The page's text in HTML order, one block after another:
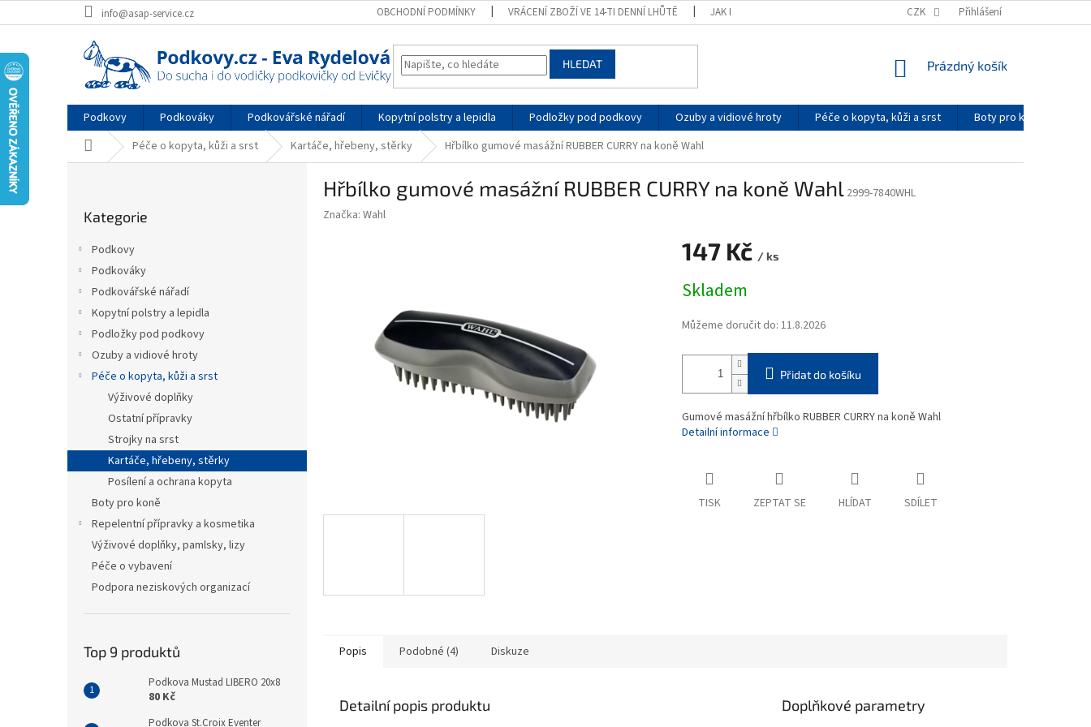
na
info@asap-service.cz OBCHODNÍ PODMÍNKY VRÁCENÍ ZBOŽÍ VE 14-TI DENNÍ LHŮTĚ JAK NAKUPOVAT PODMÍNKY OCHRANY OSOBNÍCH ÚDAJŮ
CZK Přihlášení
HLEDAT
NÁKUPNÍ
Prázdný košík
Podkovy Podkováky Podkovářské nářadí Kopytní polstry a lepidla Podložky pod podkovy Ozuby a vidiové hroty Péče o kopyta, kůži a srst Boty pro koně
Domů Péče o kopyta, kůži a srst Kartáče, hřebeny, stěrky Hřbílko gumové masážní RUBBER CURRY na koně Wahl
kategorie
Kategorie
Podkovy
Podkováky
Podkovářské nářadí
Kopytní polstry a lepidla
Podložky pod podkovy
Ozuby a vidiové hroty
Péče o kopyta, kůži a srst
Výživové doplňky
Ostatní přípravky
Strojky na srst
Kartáče, hřebeny, stěrky
Posílení a ochrana kopyta
Boty pro koně
Repelentní přípravky a kosmetika
Výživové doplňky, pamlsky, lizy
Péče o vybavení
Podpora neziskových organizací
Top 9 produktů
Podkova Mustad LIBERO 20x8
80 Kč
Podkova St.Croix Eventer
Hřbílko gumové masážní RUBBER CURRY na koně Wahl 2999-7840WHL
Značka: Wahl
147 Kč / ks
cena:
Skladem
Můžeme doručit do: 11.8.2026
Přidat do košíku
Gumové masážní hřbílko RUBBER CURRY na koně Wahl
Detailní informace
TISK ZEPTAT SE HLÍDAT SDÍLET
Popis Podobné (4) Diskuze
Detailní popis produktu Doplňkové parametry